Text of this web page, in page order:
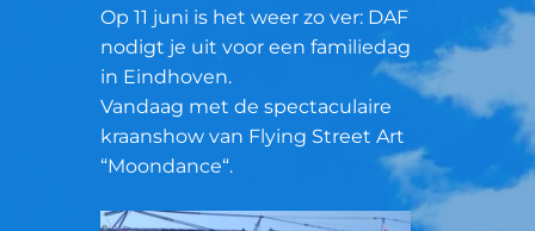
Op 11 juni is het weer zo ver: DAF
nodigt je uit voor een familiedag
in Eindhoven.
Vandaag met de spectaculaire
kraanshow van Flying Street Art
“Moondance“.